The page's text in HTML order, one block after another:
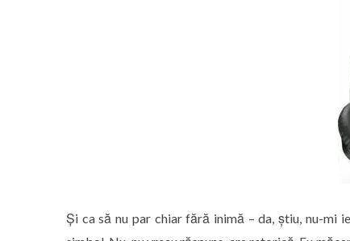
Și ca să nu par chiar fără inimă – da, știu, nu-mi